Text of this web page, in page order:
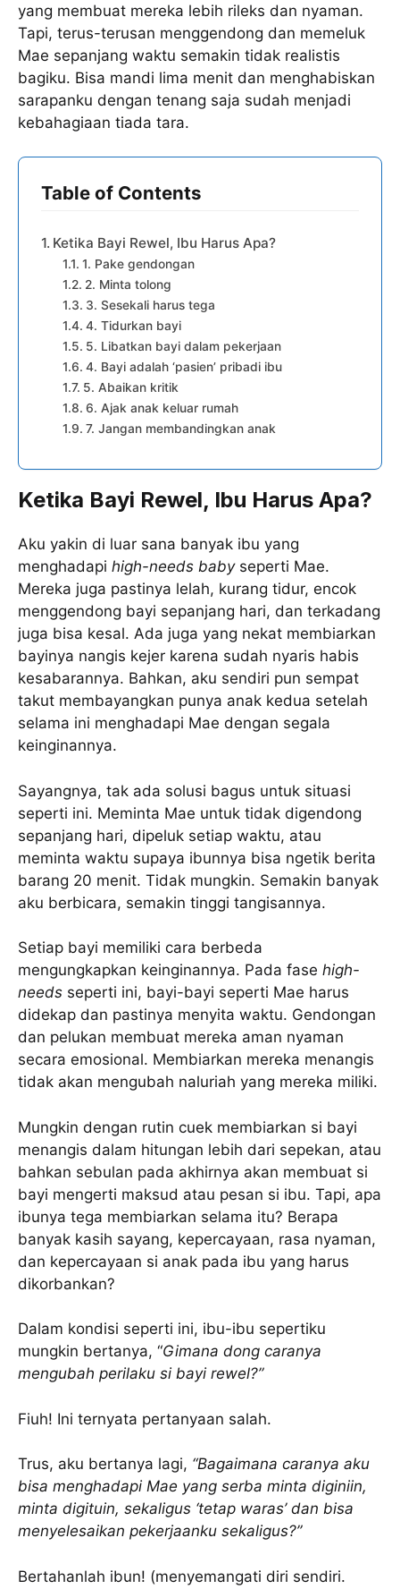
yang membuat mereka lebih rileks dan nyaman.
Tapi, terus-terusan menggendong dan memeluk
Mae sepanjang waktu semakin tidak realistis
bagiku. Bisa mandi lima menit dan menghabiskan
sarapanku dengan tenang saja sudah menjadi
kebahagiaan tiada tara.
Table of Contents
Ketika Bayi Rewel, Ibu Harus Apa?
1. Pake gendongan
2. Minta tolong
3. Sesekali harus tega
4. Tidurkan bayi
5. Libatkan bayi dalam pekerjaan
4. Bayi adalah ‘pasien’ pribadi ibu
5. Abaikan kritik
6. Ajak anak keluar rumah
7. Jangan membandingkan anak
Ketika Bayi Rewel, Ibu Harus Apa?
Aku yakin di luar sana banyak ibu yang
menghadapi high-needs baby seperti Mae.
Mereka juga pastinya lelah, kurang tidur, encok
menggendong bayi sepanjang hari, dan terkadang
juga bisa kesal. Ada juga yang nekat membiarkan
bayinya nangis kejer karena sudah nyaris habis
kesabarannya. Bahkan, aku sendiri pun sempat
takut membayangkan punya anak kedua setelah
selama ini menghadapi Mae dengan segala
keinginannya.
Sayangnya, tak ada solusi bagus untuk situasi
seperti ini. Meminta Mae untuk tidak digendong
sepanjang hari, dipeluk setiap waktu, atau
meminta waktu supaya ibunnya bisa ngetik berita
barang 20 menit. Tidak mungkin. Semakin banyak
aku berbicara, semakin tinggi tangisannya.
Setiap bayi memiliki cara berbeda
mengungkapkan keinginannya. Pada fase high-
needs seperti ini, bayi-bayi seperti Mae harus
didekap dan pastinya menyita waktu. Gendongan
dan pelukan membuat mereka aman nyaman
secara emosional. Membiarkan mereka menangis
tidak akan mengubah naluriah yang mereka miliki.
Mungkin dengan rutin cuek membiarkan si bayi
menangis dalam hitungan lebih dari sepekan, atau
bahkan sebulan pada akhirnya akan membuat si
bayi mengerti maksud atau pesan si ibu. Tapi, apa
ibunya tega membiarkan selama itu? Berapa
banyak kasih sayang, kepercayaan, rasa nyaman,
dan kepercayaan si anak pada ibu yang harus
dikorbankan?
Dalam kondisi seperti ini, ibu-ibu sepertiku
mungkin bertanya, “Gimana dong caranya
mengubah perilaku si bayi rewel?”
Fiuh! Ini ternyata pertanyaan salah.
Trus, aku bertanya lagi, “Bagaimana caranya aku
bisa menghadapi Mae yang serba minta diginiin,
minta digituin, sekaligus ‘tetap waras’ dan bisa
menyelesaikan pekerjaanku sekaligus?”
Bertahanlah ibun! (menyemangati diri sendiri.